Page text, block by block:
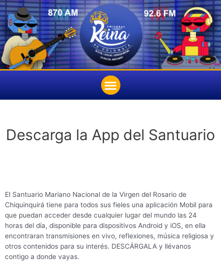
Descarga la App del Santuario
El Santuario Mariano Nacional de la Virgen del Rosario de
Chiquinquirá tiene para todos sus fieles una aplicación Mobil para
que puedan acceder desde cualquier lugar del mundo las 24
horas del día, disponible para dispositivos Android y iOS, en ella
encontraran transmisiones en vivo, reflexiones, música religiosa y
otros contenidos para su interés. DESCÁRGALA y llévanos
contigo a donde vayas.